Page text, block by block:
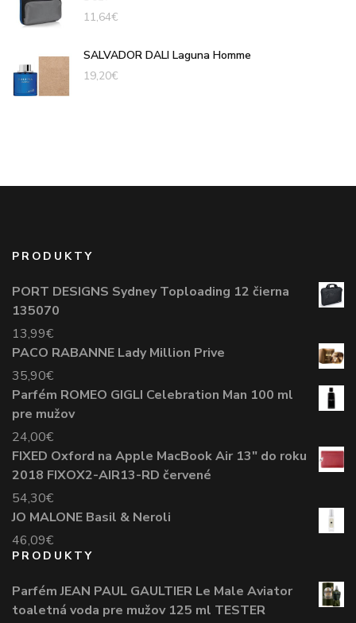
11,64€
SALVADOR DALI Laguna Homme
19,20€
PRODUKTY
PORT DESIGNS Sydney Toploading 12 čierna
135070
13,99€
PACO RABANNE Lady Million Prive
35,90€
Parfém ROMEO GIGLI Celebration Man 100 ml
pre mužov
24,00€
FIXED Oxford na Apple MacBook Air 13" do roku
2018 FIXOX2-AIR13-RD červené
54,30€
JO MALONE Basil & Neroli
46,09€
PRODUKTY
Parfém JEAN PAUL GAULTIER Le Male Aviator
toaletná voda pre mužov 125 ml TESTER